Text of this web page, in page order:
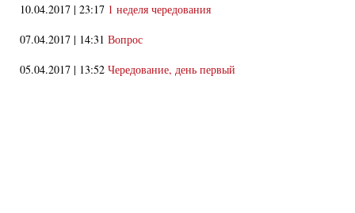
10.04.2017 | 23:17 1 неделя чередования
07.04.2017 | 14:31 Вопрос
05.04.2017 | 13:52 Чередование, день первый